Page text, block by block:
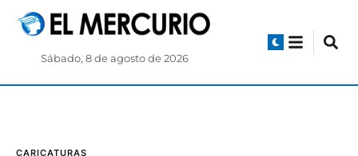
Sábado, 8 de agosto de 2026
CARICATURAS